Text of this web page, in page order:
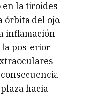
en la tiroides
órbita del ojo.
inflamación
la posterior
hacia